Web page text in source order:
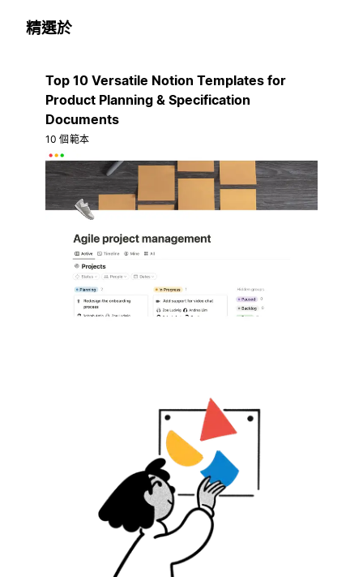
精選於
Top 10 Versatile Notion Templates for
Product Planning & Specification
Documents
10 個範本